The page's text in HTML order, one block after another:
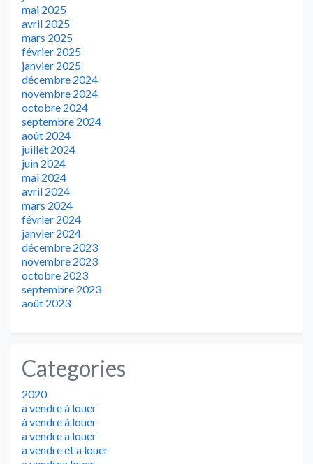
mai 2025
avril 2025
mars 2025
février 2025
janvier 2025
décembre 2024
novembre 2024
octobre 2024
septembre 2024
août 2024
juillet 2024
juin 2024
mai 2024
avril 2024
mars 2024
février 2024
janvier 2024
décembre 2023
novembre 2023
octobre 2023
septembre 2023
août 2023
Categories
2020
a vendre à louer
à vendre à louer
a vendre a louer
a vendre et a louer